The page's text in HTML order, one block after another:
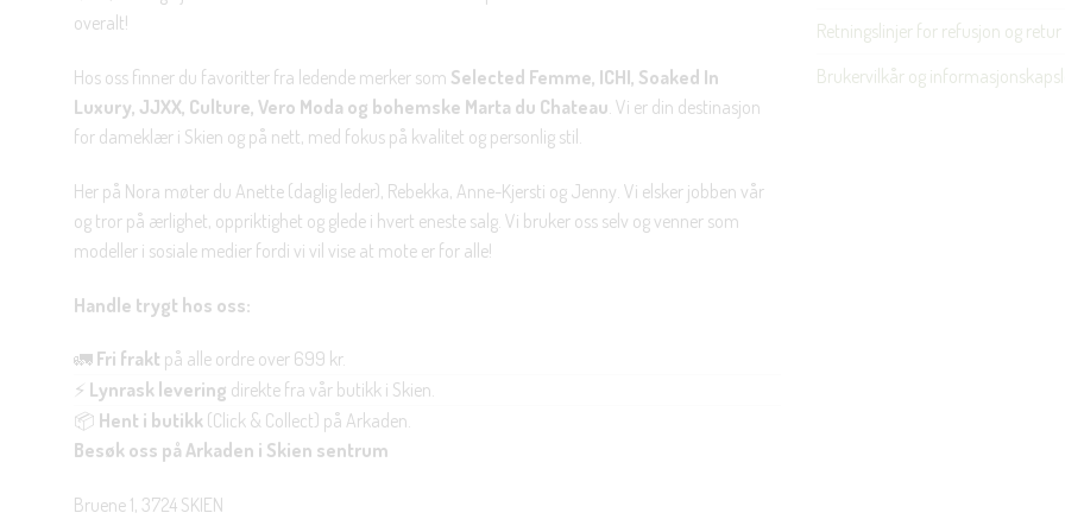
overalt!
Hos oss finner du favoritter fra ledende merker som Selected Femme, ICHI, Soaked In
Luxury, JJXX, Culture, Vero Moda og bohemske Marta du Chateau . Vi er din destinasjon
for dameklær i Skien og på nett, med fokus på kvalitet og personlig stil.
Her på Nora møter du Anette (daglig leder), Rebekka, Anne-Kjersti og Jenny. Vi elsker jobben vår
og tror på ærlighet, oppriktighet og glede i hvert eneste salg. Vi bruker oss selv og venner som
modeller i sosiale medier fordi vi vil vise at mote er for alle!
Handle trygt hos oss:
🚛 Fri frakt på alle ordre over 699 kr.
⚡ Lynrask levering direkte fra vår butikk i Skien.
📦 Hent i butikk (Click & Collect) på Arkaden.
Besøk oss på Arkaden i Skien sentrum
Bruene 1, 3724 SKIEN
Retningslinjer for refusjon og retur
Brukervilkår og